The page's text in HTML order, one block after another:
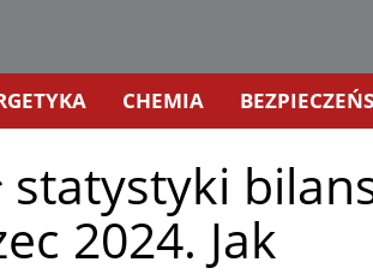
CHEMIA
statystyki
2024. Jak